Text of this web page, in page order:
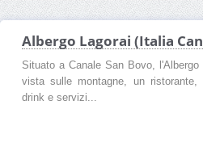
Albergo Lagorai (Italia
Situato a Canale San Bovo,
vista sulle montagne, un
drink e servizi...